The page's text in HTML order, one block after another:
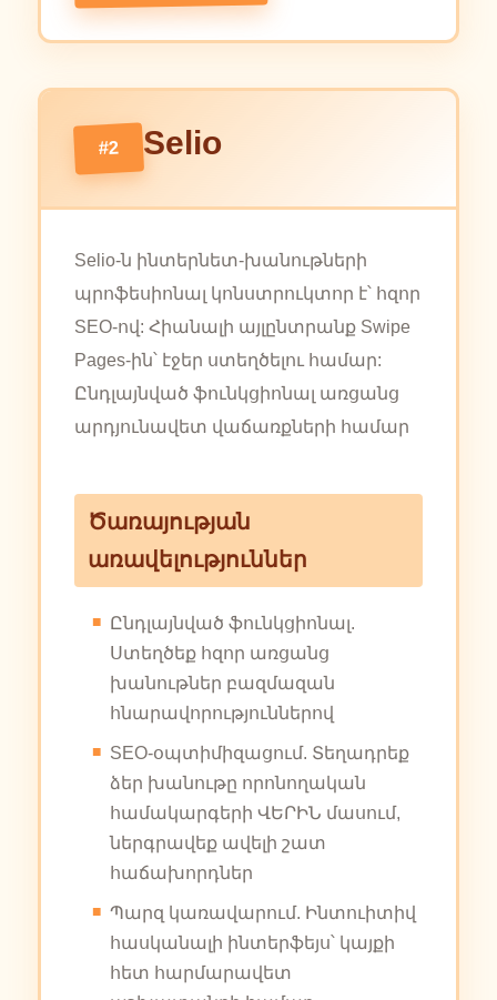
#2 Selio
Selio-ն ինտերնետ-խանութների
պրոֆեսիոնալ կոնստրուկտոր է՝ հզոր
SEO-ով: Հիանալի այլընտրանք Swipe
Pages-ին՝ էջեր ստեղծելու համար:
Ընդլայնված ֆունկցիոնալ առցանց
արդյունավետ վաճառքների համար
Ծառայության
առավելություններ
Ընդլայնված ֆունկցիոնալ.
Ստեղծեք հզոր առցանց
խանութներ բազմազան
հնարավորություններով
SEO-օպտիմիզացում. Տեղադրեք
ձեր խանութը որոնողական
համակարգերի ՎԵՐԻՆ մասում,
ներգրավեք ավելի շատ
հաճախորդներ
Պարզ կառավարում. Ինտուիտիվ
հասկանալի ինտերֆեյս՝ կայքի
հետ հարմարավետ